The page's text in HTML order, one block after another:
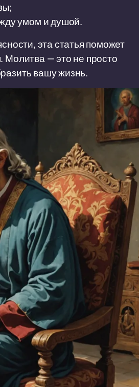
умом и душой.
эта статья поможет
Молитва — это не просто
вашу жизнь.